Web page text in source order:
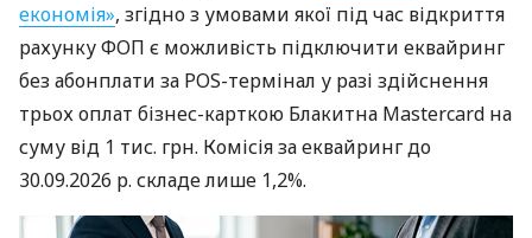
економія», згідно з умовами якої під час відкриття
рахунку ФОП є можливість підключити еквайринг
без абонплати за POS-термінал у разі здійснення
трьох оплат бізнес-карткою Блакитна Mastercard на
суму від 1 тис. грн. Комісія за еквайринг до
30.09.2026 р. складе лише 1,2%.